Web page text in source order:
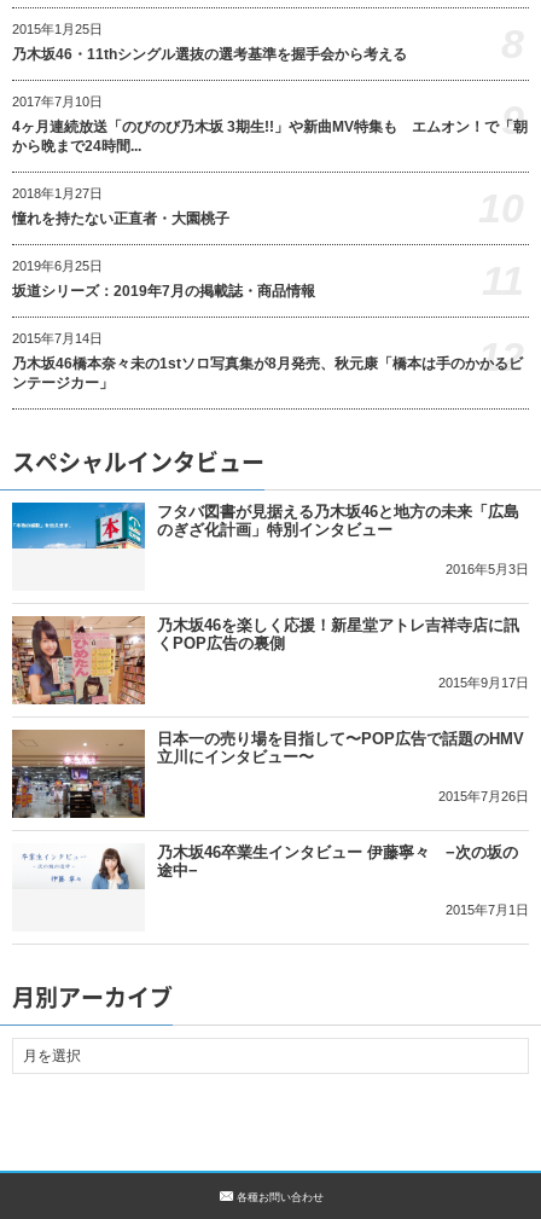
2015年1月25日
乃木坂46・11thシングル選抜の選考基準を握手会から考える
2017年7月10日
4ヶ月連続放送「のびのび乃木坂 3期生!!」や新曲MV特集も エムオン！で「朝
から晩まで24時間...
9
2018年1月27日
憧れを持たない正直者・大園桃子
2019年6月25日
坂道シリーズ：2019年7月の掲載誌・商品情報
2015年7月14日
乃木坂46橋本奈々未の1stソロ写真集が8月発売、秋元康「橋本は手のかかるビ
ンテージカー」
12
スペシャルインタビュー
フタバ図書が見据える乃木坂46と地方の未来「広島
のぎざ化計画」特別インタビュー
2016年5月3日
乃木坂46を楽しく応援！新星堂アトレ吉祥寺店に訊
くPOP広告の裏側
2015年9月17日
日本一の売り場を目指して〜POP広告で話題のHMV
立川にインタビュー〜
2015年7月26日
乃木坂46卒業生インタビュー 伊藤寧々 −次の坂の
途中−
2015年7月1日
月別アーカイブ
各種お問い合わせ